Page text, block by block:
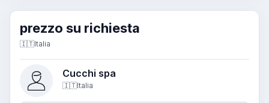
prezzo su richiesta
🇮🇹Italia
Cucchi spa
🇮🇹Italia